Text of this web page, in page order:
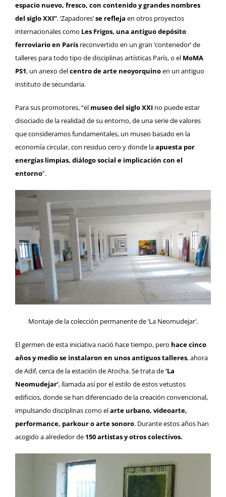
espacio nuevo, fresco, con contenido y grandes nombres
del siglo XXI”. ‘Zapadores’se refleja en otros proyectos
internacionales como Les Frigos, una antiguo depósito
ferroviario en París reconvertido en un gran ‘contenedor’ de
talleres para todo tipo de disciplinas artísticas París, o el MoMA
PS1, un anexo delcentro de arte neoyorquinoen un antiguo
instituto de secundaria.
Para sus promotores, “el museo del siglo XXI no puede estar
disociado de la realidad de su entorno, de una serie de valores
que consideramos fundamentales, un museo basado en la
economía circular, con residuo cero y donde laapuesta por
energías limpias, diálogo social e implicación con el
entorno”.
Montaje de la colección permanente de ‘La Neomudejar’.
El germen de esta iniciativa nació hace tiempo, pero hace cinco
años y medio se instalaron en unos antiguos talleres, ahora
de Adif, cerca de la estación de Atocha. Se trata de‘La
Neomudejar’, llamada así por el estilo de estos vetustos
edificios, donde se han diferenciado de la creación convencional,
impulsando disciplinas como elarte urbano, videoarte,
performance, parkour o arte sonoro. Durante estos años han
acogido a alrededor de 150 artistas y otros colectivos.